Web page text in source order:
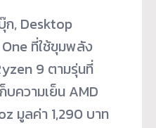
, Desktop
ที่ใช้ขุมพลัง
9 ตามรุ่นที่
บความเย็น AMD
มูลค่า 1,290 บาท